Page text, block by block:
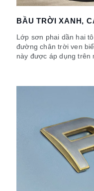
BẦU TRỜI XANH,
Lớp sơn phai dần hai
đường chân trời ven
này được áp dụng trên